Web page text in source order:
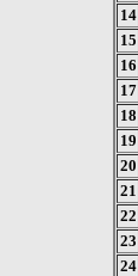
14
15
16
17
18
19
20
21
22
23
24